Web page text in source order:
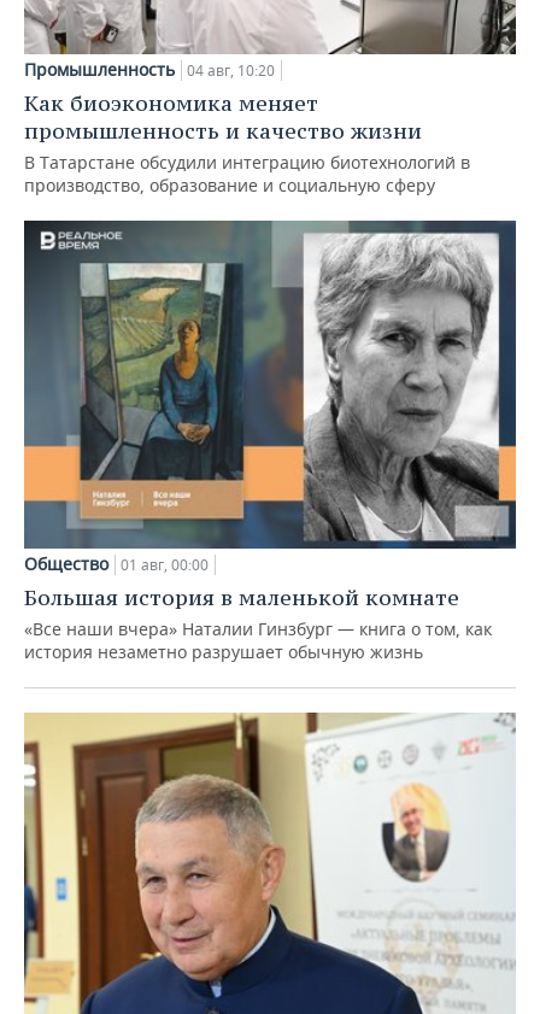
Промышленность 04 авг, 10:20
Как биоэкономика меняет
промышленность и качество жизни
В Татарстане обсудили интеграцию биотехнологий в
производство, образование и социальную сферу
Общество 01 авг, 00:00
Большая история в маленькой комнате
«Все наши вчера» Наталии Гинзбург — книга о том, как
история незаметно разрушает обычную жизнь